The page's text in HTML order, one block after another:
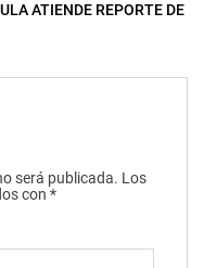
ATIENDE REPORTE DE
será publicada. Los
con *